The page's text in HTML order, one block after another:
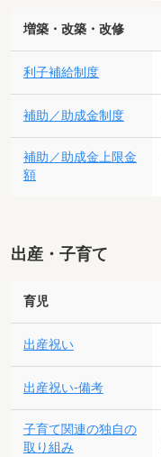
増築・改築・改修
利子補給制度
補助／助成金制度
補助／助成金上限金
額
出産・子育て
育児
出産祝い
出産祝い-備考
子育て関連の独自の
取り組み